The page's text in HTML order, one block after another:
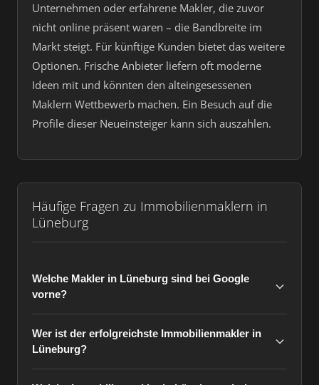
Unternehmen oder erfahrene Makler, die zuvor
nicht online präsent waren – die Bandbreite im
Markt steigt. Für künftige Kunden bietet das weitere
Optionen. Frische Anbieter liefern oft moderne
Ideen mit und könnten den alteingesessenen
Maklern Wettbewerb machen. Ein Besuch auf die
Profile dieser Neueinsteiger kann sich auszahlen.
Häufige Fragen zu Immobilienmaklern in
Lüneburg
Welche Makler in Lüneburg sind bei Google
vorne?
Wer ist der erfolgreichste Immobilienmakler in
Lüneburg?